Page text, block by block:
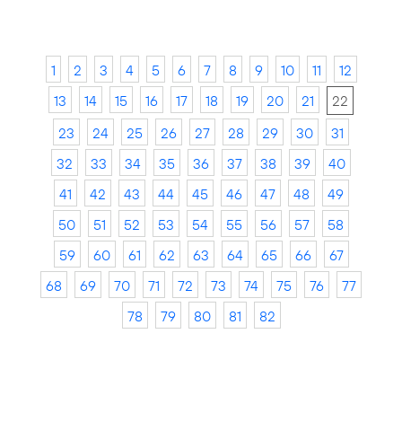
1 2 3 4 5 6 7 8 9 10 11
12
13
14 15 16 17 18 19 20 21
22
23
24 25 26 27 28 29 30
31
32
33 34 35 36 37 38 39
40
41
42 43 44 45 46 47 48
49
50
51 52 53 54 55 56 57
58
59
60 61 62 63 64 65 66
67
68
69 70 71 72 73 74 75 76
77
78
79 80 81 82